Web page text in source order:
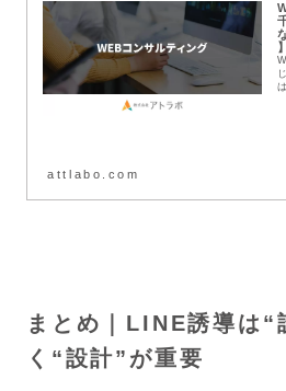
】
attlabo.com
まとめ｜LINE誘導は“
く“設計”が重要